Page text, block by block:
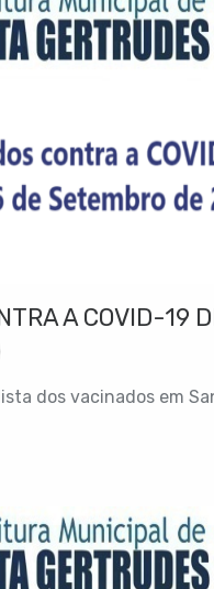
A COVID-19
dos vacinados em